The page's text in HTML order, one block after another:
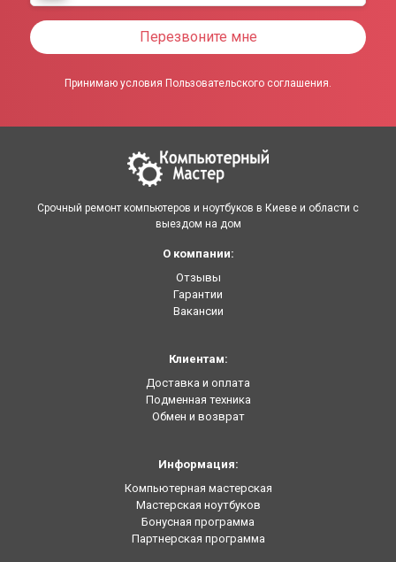
Перезвоните мне
Принимаю условия Пользовательского соглашения.
Срочный ремонт компьютеров и ноутбуков в Киеве и области с
выездом на дом
О компании:
Отзывы
Гарантии
Вакансии
Клиентам:
Доставка и оплата
Подменная техника
Обмен и возврат
Информация:
Компьютерная мастерская
Мастерская ноутбуков
Бонусная программа
Партнерская программа